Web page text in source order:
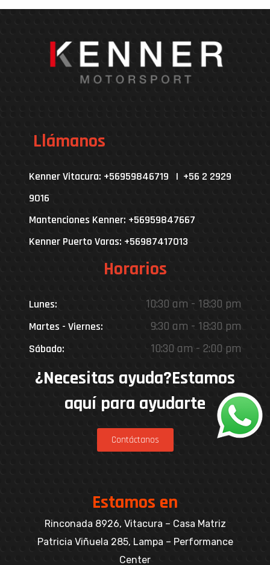
Llámanos
Kenner Vitacura: +56959846719 | +56 2 2929
9016
Mantenciones Kenner: +56959847667
Kenner Puerto Varas: +56987417013
Horarios
Lunes: 10:30 am - 18:30 pm
Martes - Viernes: 9:30 am - 18:30 pm
Sábado: 10:30 am - 2:00 pm
¿Necesitas ayuda?Estamos
aquí para ayudarte
Contáctanos
Estamos en
Rinconada 8926, Vitacura – Casa Matriz
Patricia Viñuela 285, Lampa – Performance
Center